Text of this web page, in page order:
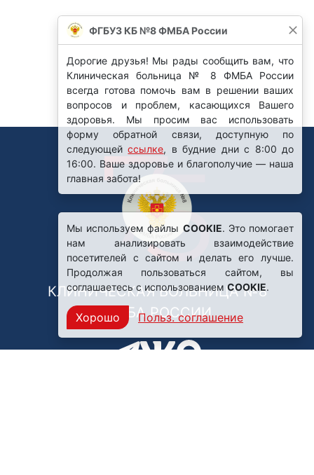
КЛИНИЧЕСКАЯ БОЛЬНИЦА №8
ФМБА РОССИИ
ФГБУЗ КБ №8 ФМБА России
Дорогие друзья! Мы рады сообщить вам, что
Клиническая больница № 8 ФМБА России
всегда готова помочь вам в решении ваших
вопросов и проблем, касающихся Вашего
здоровья. Мы просим вас использовать
форму обратной связи, доступную по
следующейссылке, в будние дни с 8:00 до
16:00. Ваше здоровье и благополучие — наша
главная забота!
Мы используем файлы COOKIE. Это помогает
нам анализировать взаимодействие
посетителей с сайтом и делать его лучше.
Продолжая пользоваться сайтом, вы
соглашаетесь с использованиемCOOKIE.
Хорошо Польз. соглашение